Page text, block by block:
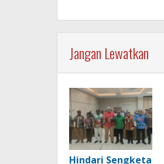
Jangan Lewatkan
Hindari Sengketa